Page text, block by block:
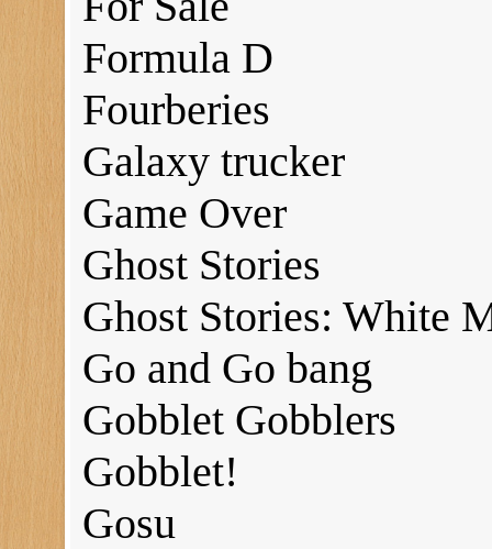
Formula D
Fourberies
Galaxy trucker
Game Over
Ghost Stories
Ghost Stories: White
Go and Go bang
Gobblet Gobblers
Gobblet!
Gosu